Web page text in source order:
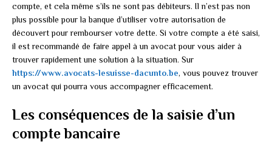
compte, et cela même s’ils ne sont pas débiteurs. Il n’est pas non
plus possible pour la banque d’utiliser votre autorisation de
découvert pour rembourser votre dette. Si votre compte a été saisi,
il est recommandé de faire appel à un avocat pour vous aider à
trouver rapidement une solution à la situation. Sur
https://www.avocats-lesuisse-dacunto.be, vous pouvez trouver
un avocat qui pourra vous accompagner efficacement.
Les conséquences de la saisie d’un
compte bancaire